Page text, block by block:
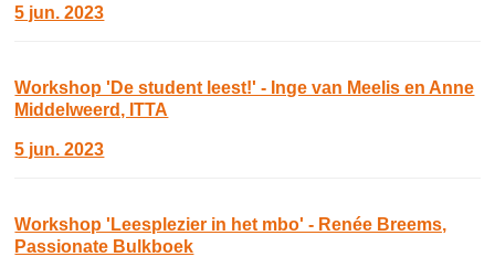
5 jun. 2023
Workshop 'De student leest!' - Inge van Meelis en Anne
Middelweerd, ITTA
5 jun. 2023
Workshop 'Leesplezier in het mbo' - Renée Breems,
Passionate Bulkboek